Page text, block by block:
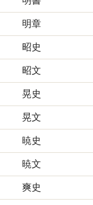
明章
昭史
昭文
晃史
晃文
暁史
暁文
爽史